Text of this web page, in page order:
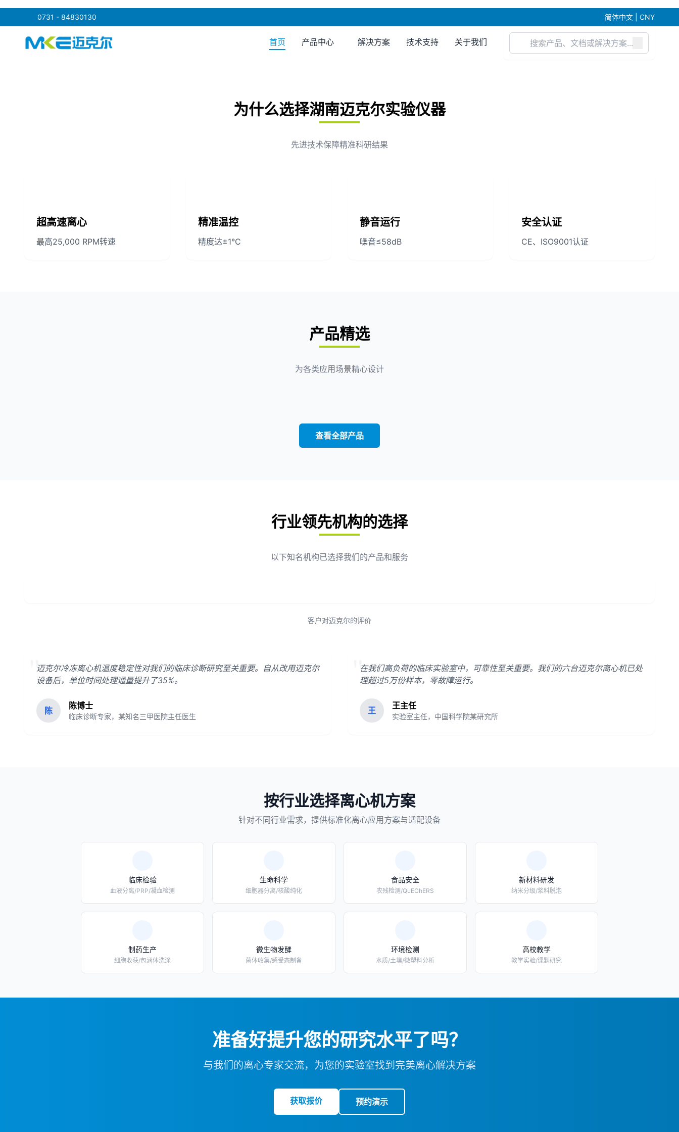
0731 - 84830130 简体中文 | CNY
首页 产品中心 解决方案 技术支持 关于我们
为什么选择湖南迈克尔实验仪器
先进技术保障精准科研结果
超高速离心
最高25,000 RPM转速
精准温控
精度达±1°C
静音运行
噪音≤58dB
安全认证
CE、ISO9001认证
产品精选
为各类应用场景精心设计
查看全部产品
行业领先机构的选择
以下知名机构已选择我们的产品和服务
客户对迈克尔的评价
"
迈克尔冷冻离心机温度稳定性对我们的临床诊断研究至关重要。自从改用迈克尔
设备后，单位时间处理通量提升了35%。
陈 陈博士
临床诊断专家，某知名三甲医院主任医生
"
在我们高负荷的临床实验室中，可靠性至关重要。我们的六台迈克尔离心机已处
理超过5万份样本，零故障运行。
王 王主任
实验室主任，中国科学院某研究所
按行业选择离心机方案
针对不同行业需求，提供标准化离心应用方案与适配设备
临床检验
血液分离/PRP/凝血检测
生命科学
细胞器分离/核酸纯化
食品安全
农残检测/QuEChERS
新材料研发
纳米分级/浆料脱泡
制药生产
细胞收获/包涵体洗涤
微生物发酵
菌体收集/感受态制备
环境检测
水质/土壤/微塑料分析
高校教学
教学实验/课题研究
准备好提升您的研究水平了吗？
与我们的离心专家交流，为您的实验室找到完美离心解决方案
获取报价 预约演示